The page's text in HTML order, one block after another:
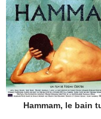
Hammam, le bain